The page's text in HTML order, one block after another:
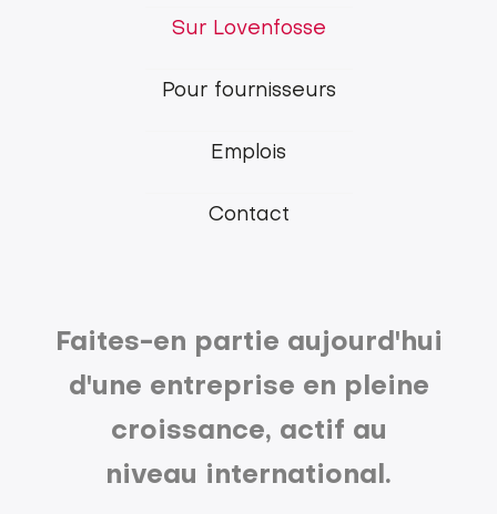
Lovenfosse
menu
Sur Lovenfosse
Pour fournisseurs
Emplois
Contact
Faites-en partie aujourd'hui
d'une entreprise en pleine
croissance, actif au
niveau international.